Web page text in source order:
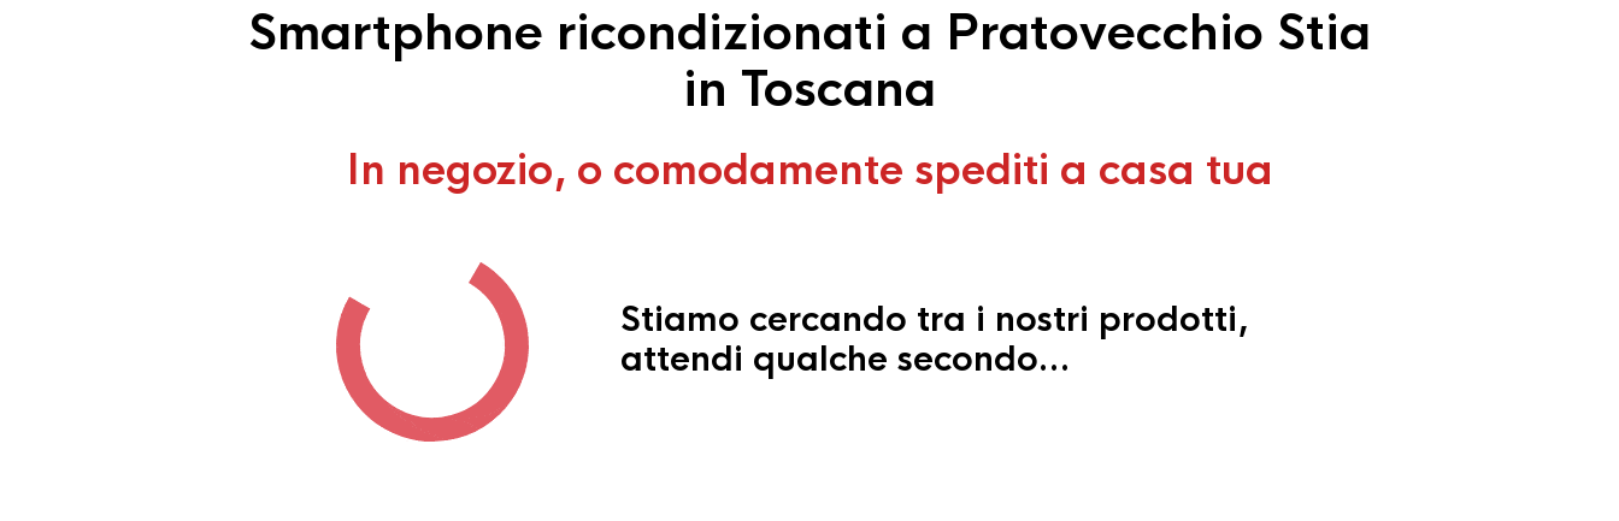
Smartphone ricondizionati a Pratovecchio Stia
in Toscana
In negozio, o comodamente spediti a casa tua
Stiamo cercando tra i nostri prodotti,
attendi qualche secondo…